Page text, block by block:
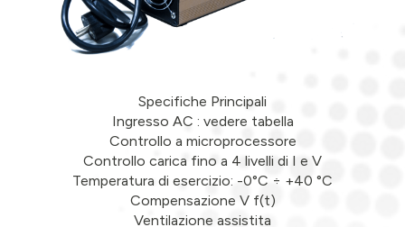
Specifiche Principali
Ingresso AC : vedere tabella
Controllo a microprocessore
Controllo carica fino a 4 livelli di I e V
Temperatura di esercizio: -0°C ÷ +40 °C
Compensazione V f(t)
Ventilazione assistita